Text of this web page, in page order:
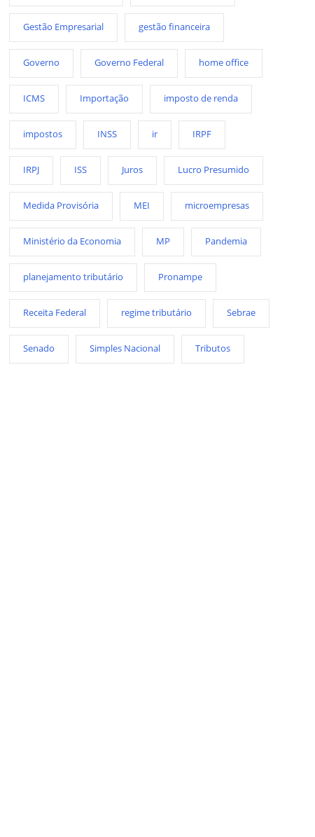
Gestão Empresarial gestão financeira
Governo Governo Federal home office
ICMS Importação imposto de renda
impostos INSS ir IRPF
IRPJ ISS Juros Lucro Presumido
Medida Provisória MEI microempresas
Ministério da Economia MP Pandemia
planejamento tributário Pronampe
Receita Federal regime tributário Sebrae
Senado Simples Nacional Tributos